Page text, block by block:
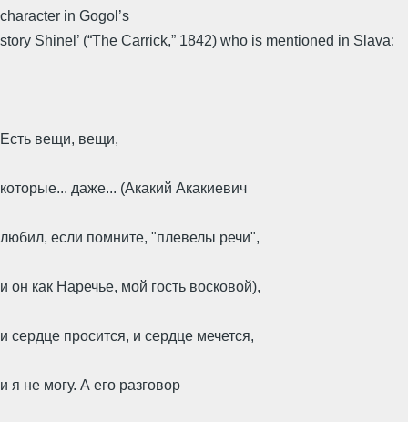
character in Gogol’s
story Shinel’ (“The Carrick,” 1842) who is mentioned in Slava:
Есть вещи, вещи,
которые... даже... (Акакий Акакиевич
любил, если помните, "плевелы речи",
и он как Наречье, мой гость восковой),
и сердце просится, и сердце мечется,
и я не могу. А его разговор